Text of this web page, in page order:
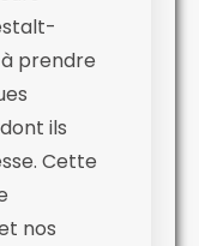
prendre
ils
Cette
nos